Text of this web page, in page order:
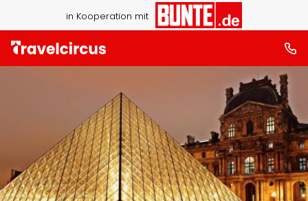
in Kooperation mit